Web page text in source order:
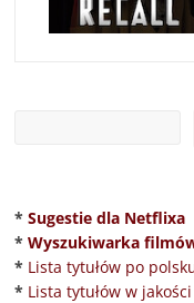
* Sugestie dla Netflixa
* Wyszukiwarka
* Lista tytułów po
* Lista tytułów w